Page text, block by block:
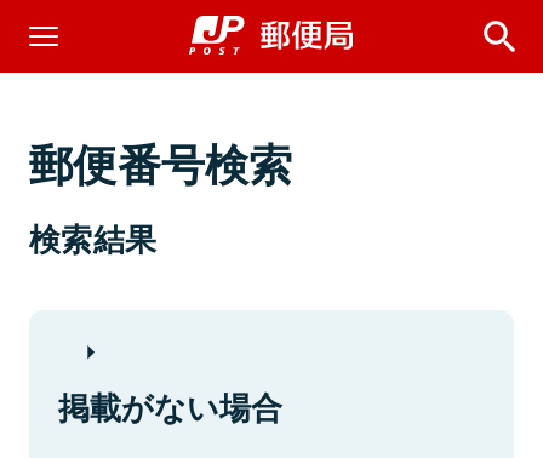
郵便番号検索
検索結果
掲載がない場合